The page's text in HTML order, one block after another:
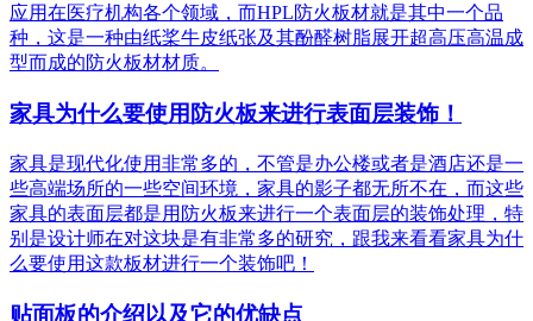
应用在医疗机构各个领域，而HPL防火板材就是其中一个品
种，这是一种由纸桨牛皮纸张及其酚醛树脂展开超高压高温成
型而成的防火板材材质。
家具为什么要使用防火板来进行表面层装饰！
家具是现代化使用非常多的，不管是办公楼或者是酒店还是一
些高端场所的一些空间环境，家具的影子都无所不在，而这些
家具的表面层都是用防火板来进行一个表面层的装饰处理，特
别是设计师在对这块是有非常多的研究，跟我来看看家具为什
么要使用这款板材进行一个装饰吧！
贴面板的介绍以及它的优缺点